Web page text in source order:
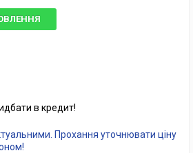
в кредит!
Прохання уточнювати ціну